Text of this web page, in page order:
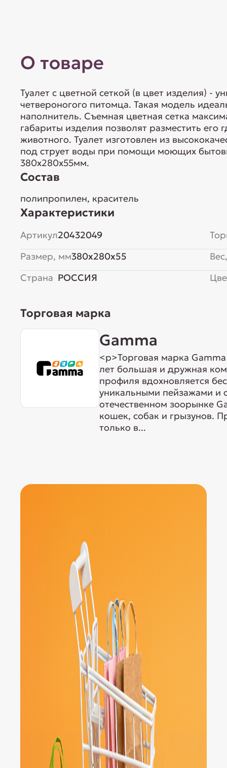
О товаре
Туалет с цветной сеткой (в цвет изделия) -
четвероногого питомца. Такая модель
наполнитель. Съемная цветная сетка
габариты изделия позволят разместить его
животного. Туалет изготовлен из
под струет воды при помощи моющих
380х280х55мм.
Состав
полипропилен, краситель
Характеристики
Артикул20432049
Размер, мм380x280x55
Страна РОССИЯ
Торговая марка
Gamma
<p>Торговая марка
лет большая и дружная
профиля вдохновляется
уникальными пейзажами и
отечественном зоорынке
кошек, собак и грызунов.
только в...